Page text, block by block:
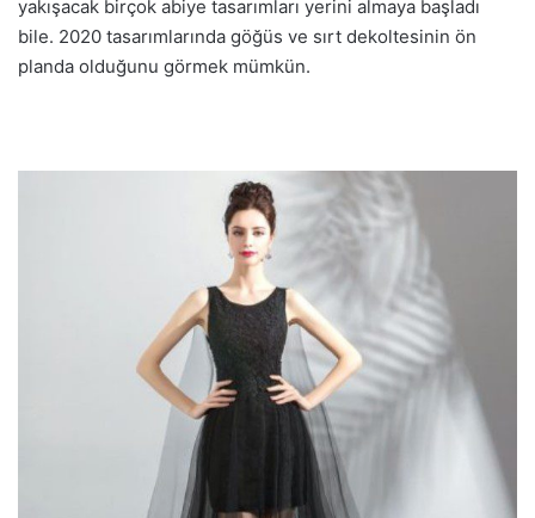
yakışacak birçok abiye tasarımları yerini almaya başladı
bile. 2020 tasarımlarında göğüs ve sırt dekoltesinin ön
planda olduğunu görmek mümkün.